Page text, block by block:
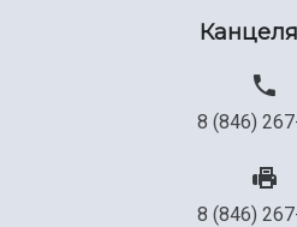
8 (846)
8 (846)